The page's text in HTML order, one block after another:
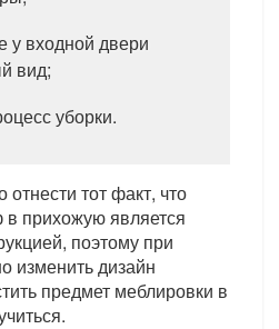
у входной двери
вид;
уборки.
тот факт, что
прихожую является
поэтому при
изменить дизайн
предмет меблировки в